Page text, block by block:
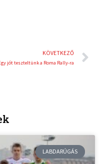
KÖVETKEZŐ
jót teszteltünk a Roma Rally-ra
LABDARÚGÁS